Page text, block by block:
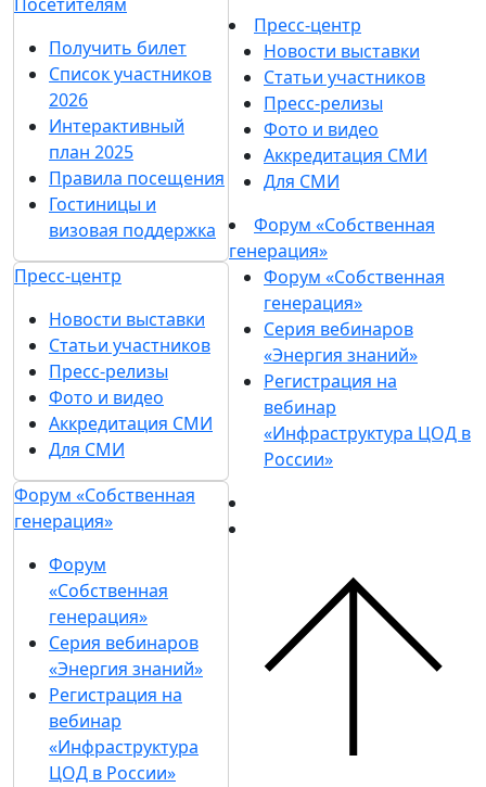
Посетителям
Получить билет
Список участников
2026
Интерактивный
план 2025
Правила посещения
Гостиницы и
визовая поддержка
Пресс-центр
Новости выставки
Статьи участников
Пресс-релизы
Фото и видео
Аккредитация СМИ
Для СМИ
Форум «Собственная
генерация»
Форум
«Собственная
генерация»
Серия вебинаров
«Энергия знаний»
Регистрация на
вебинар
«Инфраструктура
ЦОД в России»
Пресс-центр
Новости выставки
Статьи участников
Пресс-релизы
Фото и видео
Аккредитация СМИ
Для СМИ
Форум «Собственная
генерация»
Форум «Собственная
генерация»
Серия вебинаров
«Энергия знаний»
Регистрация на
вебинар
«Инфраструктура ЦОД в
России»